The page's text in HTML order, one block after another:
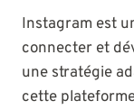
Instagram est
connecter et
une stratégie
cette